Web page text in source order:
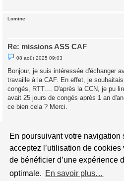
En poursuivant votre navigation
acceptez l’utilisation de cookies
de bénéficier d’une expérience
optimale. En savoir plus…
Lomine
Re: missions ASS CAF
M
e
s
a
e
n
o
n
08 août 2025 09:03
Bonjour, je suis intéressée d'échanger
travaille à la CAF. En effet, je
congés, RTT.... D'après la CCN, je pu
avait 25 jours de congés après 1 an
ce bien cela ? Merci.
15 messages